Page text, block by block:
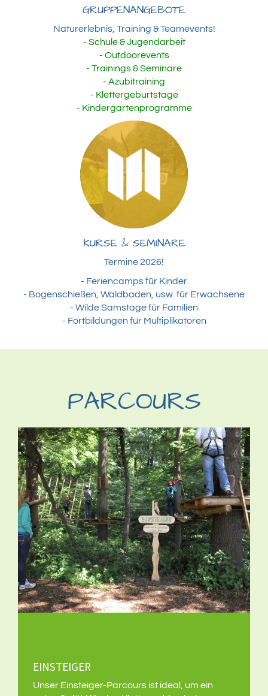
GRUPPENANGEBOTE
Naturerlebnis, Training & Teamevents!
- Schule & Jugendarbeit
- Outdoorevents
- Trainings & Seminare
- Azubitraining
- Klettergeburtstage
- Kindergartenprogramme
KURSE & SEMINARE
Termine 2026!
- Feriencamps für Kinder
- Bogenschießen, Waldbaden, usw. für Erwachsene
- Wilde Samstage für Familien
- Fortbildungen für Multiplikatoren
PARCOURS
EINSTEIGER
Unser Einsteiger-Parcours ist ideal, um ein